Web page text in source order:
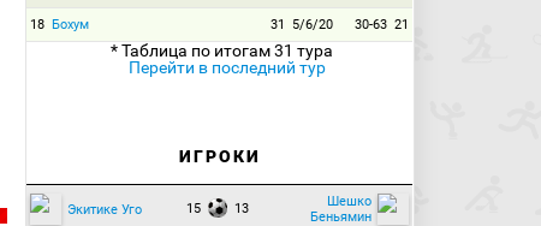
18 Бохум 31 5/6/20 30-63 21
* Таблица по итогам 31 тура
Перейти в последний тур
ИГРОКИ
Экитике Уго 15 13
Шешко
Беньямин